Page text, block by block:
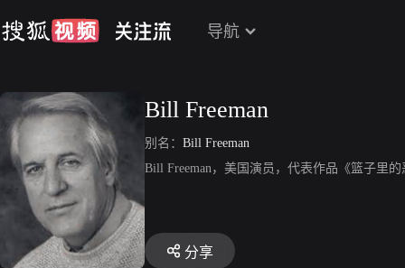
导航
Bill Freeman
别名： Bill Freeman
Bill Freeman，美国演员，代表作品《篮子里
分享